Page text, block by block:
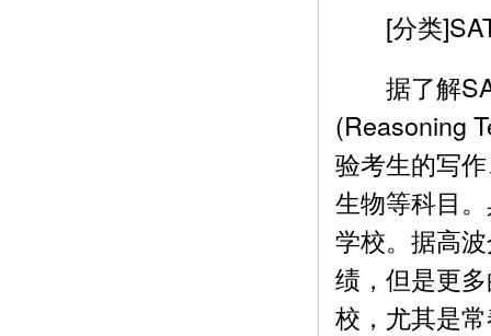
[分类
据了解
(Reasoning
验考生的写
生物等科目
学校。据高
绩，但是更
校，尤其是